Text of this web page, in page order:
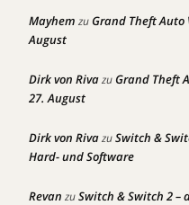
Mayhem zuGrand Theft Auto
August
Dirk von RivazuGrand Theft
27. August
Dirk von RivazuSwitch &
Hard- und Software
Revan zuSwitch & Switch 2 –